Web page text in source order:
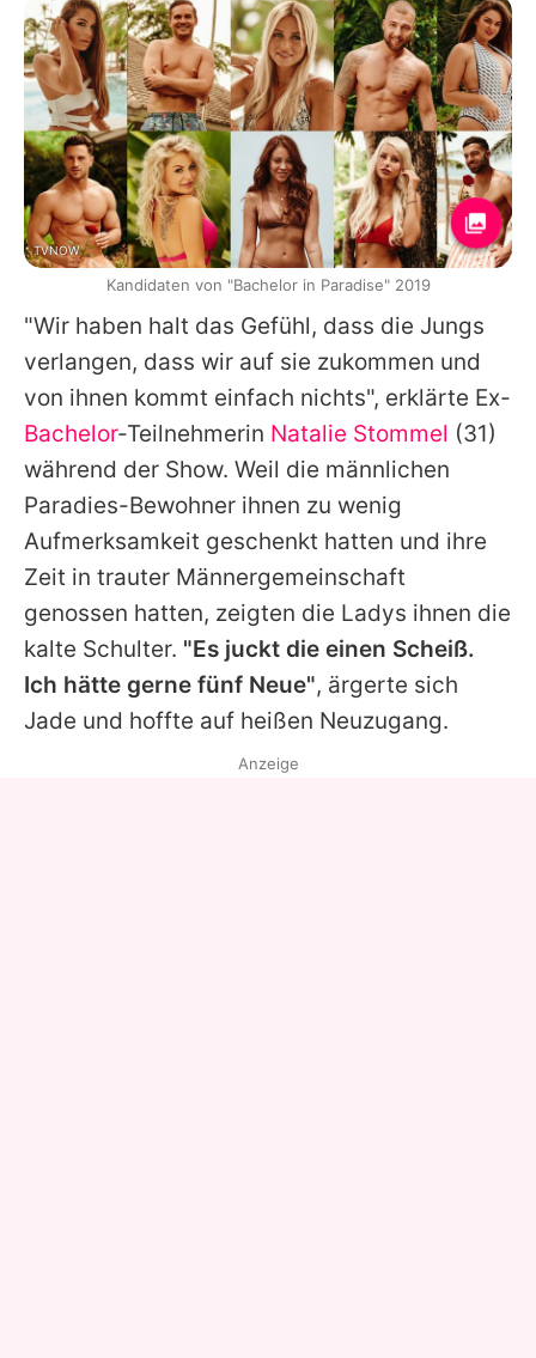
"Wir haben halt das Gefühl, dass die Jungs
verlangen, dass wir auf sie zukommen und
von ihnen kommt einfach nichts", erklärte Ex-
Bachelor-Teilnehmerin Natalie Stommel (31)
während der Show. Weil die männlichen
Paradies-Bewohner ihnen zu wenig
Aufmerksamkeit geschenkt hatten und ihre
Zeit in trauter Männergemeinschaft
genossen hatten, zeigten die Ladys ihnen die
kalte Schulter. "Es juckt die einen Scheiß.
Ich hätte gerne fünf Neue", ärgerte sich
Jade und hoffte auf heißen Neuzugang.
TVNOW
Kandidaten von "Bachelor in Paradise" 2019
Anzeige